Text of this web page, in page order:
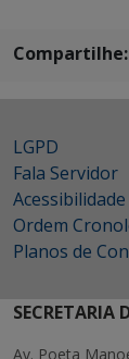
Compartilhe:
LGPD
Fala Servidor
Acessibilidade
Ordem
Planos de
SECRETARIA
Av. Poeta